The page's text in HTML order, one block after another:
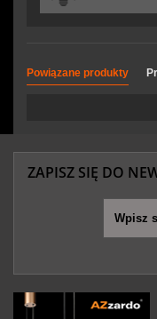
Powiązane produkty
ZAPISZ SIĘ DO